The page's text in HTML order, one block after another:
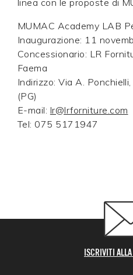
linea con le proposte di
MUMAC Academy LAB
Inaugurazione: 11
Concessionario: LR
Faema
Indirizzo: Via A.
(PG)
E-mail: lr@lrforniture.com
Tel: 075 5171947
ISCRIVITI